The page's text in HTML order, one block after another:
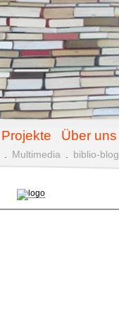
Projekte Über uns
Multimedia biblio-blog